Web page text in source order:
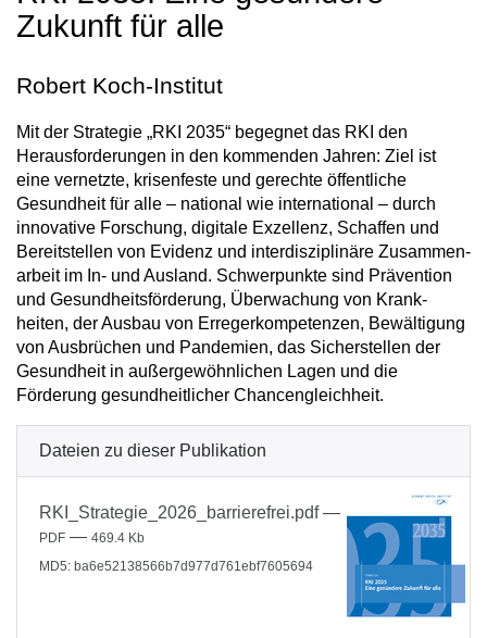
Zukunft für alle
Robert Koch-Institut
Mit der Strategie „RKI 2035“ begegnet das RKI den
Heraus­forderungen in den kommenden Jahren: Ziel ist
eine vernetzte, krisenfeste und gerechte öffentliche
Gesund­heit für alle – national wie international – durch
innovative Forschung, digitale Exzellenz, Schaffen und
Bereit­stellen von Evidenz und inter­disziplinäre Zusammen­
arbeit im In- und Ausland. Schwer­punkte sind Prävention
und Gesund­heits­förderung, Über­wachung von Krank­
heiten, der Ausbau von Erreger­kom­pe­ten­zen, Bewältigung
von Aus­brüchen und Pandemien, das Sicher­stellen der
Gesund­heit in außer­gewöhn­lichen Lagen und die
Förderung gesund­heit­licher Chancen­gleichheit.
Dateien zu dieser Publikation
RKI_Strategie_2026_barrierefrei.pdf—
PDF — 469.4 Kb
MD5: ba6e52138566b7d977d761ebf7605694